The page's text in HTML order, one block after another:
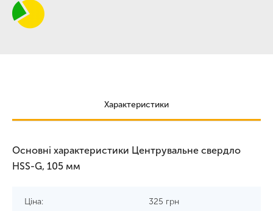
Характеристики
Основні характеристики Центрувальне свердло
HSS-G, 105 мм
Ціна: 325 грн